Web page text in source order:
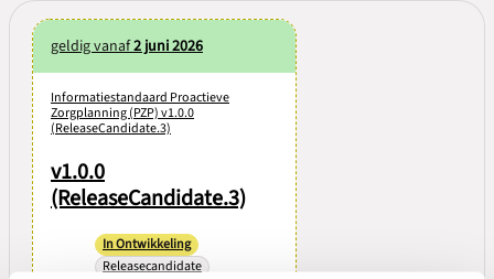
geldig vanaf2 juni 2026
Informatiestandaard Proactieve
Zorgplanning (PZP) v1.0.0
(ReleaseCandidate.3)
v1.0.0
(ReleaseCandidate.3)
In Ontwikkeling
Releasecandidate